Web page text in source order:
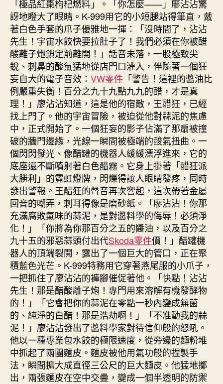
「極品紅棗枸杞燃料」。「你怎麼——」廖沾沾驚
訝地瞪大了眼睛。K-999用它的小短腿站得筆直，戴
著白色手套的爪子優雅地一揮：「沒時間了，沾沾
先生！宇宙水餃快要拉肚子了！我們必須在你被醋
酸離子炮鎖定前離開！」話音未落，一股極致尖
銳、刺鼻的酸氣猛地從店門口灌入，伴隨著一個狂
妄自大的電子音效： VW零件 「警告！這裡的醬油比
例嚴重失衡！百分之九十九點九九的醋，才是真
理！」廖沾沾知道，這是他的宿敵，王醋狂，已經
找上門了。他的宇宙冒險，被迫從他對蒜泥的焦慮
中，正式開始了。一個狂妄的影子佔滿了那扇被撞
破的牆門邊緣，光線一瞬間被極端的酸氣扭曲。一
個閃閃發光、像醋罐的機器人緩緩漂浮進來，它的
底座還不斷噴射著白色醋霧。它身上掛著「醋狂派
大勝利」的霓虹燈牌，閃爍得讓人眼睛發疼，同時
發出警報。王醋狂的聲音再次響起，這次帶著金屬
回音的嘲弄，刺耳得像是磨砂紙。「廖沾沾！你那
充滿腐敗氣味的蒜泥，是對醬料學的侮辱！必須淨
化！」「你將為你那百分之五的醬油，以及百分之
九十五的邪惡蒜頭付出代Skoda零件價！」醋罐機
器人的頂端裂開，露出了一個巨大的管口，正在聚
積藍色光芒。K-999特務用它穿著燕尾服的小爪子，
一把抓住了廖沾沾的褲腳催促著他。「快點！沾沾
先生！那是醋酸離子炮！專門用來溶解有機發酵物
的！」「它會把你的蒜泥在零點一秒內變成無菌
的、純淨的白醋！那是浩劫啊！」「不准動我的蒜
泥！」廖沾沾發出了醬料學家對待信仰般的怒吼。
他以一種專業包水餃的極限速度，從旁邊的麵粉堆
中抓起了兩團麵皮。麵皮被他用氣功般的捏製手
法，瞬間擴大成直徑三公尺的巨大麵皮。他猛地擲
出，兩張麵皮在空中交疊，變成一個半透明的防禦